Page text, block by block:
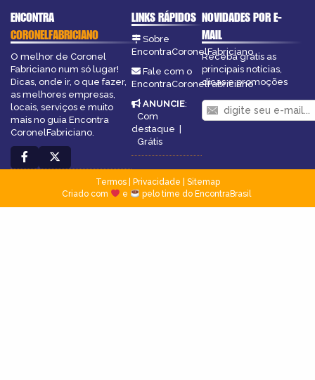
ENCONTRA
CORONELFABRICIANO
O melhor de Coronel
Fabriciano num só lugar!
Dicas, onde ir, o que fazer,
as melhores empresas,
locais, serviços e muito
mais no guia Encontra
CoronelFabriciano.
LINKS RÁPIDOS
Sobre
EncontraCoronelFabriciano
Fale com o
EncontraCoronelFabriciano
ANUNCIE:
Com
destaque |
Grátis
NOVIDADES POR E-
MAIL
Receba grátis as
principais notícias,
dicas e promoções
Termos| Privacidade
Sitemap
Criado com
e pelo time do EncontraBrasil